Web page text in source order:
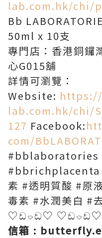
lab.com.hk/chi/
Bb
50ml x 10支
專門店：香港銅鑼
心G015舖
詳情可瀏覽：
Website:
lab.com.hk/chi/
127 Facebook:
com/
#bblaboratories
#bbrichplacenta
素 #透明質酸 #原
毒素 #水潤美白 #
♡ඩ⌔ඩ♡
信箱 :